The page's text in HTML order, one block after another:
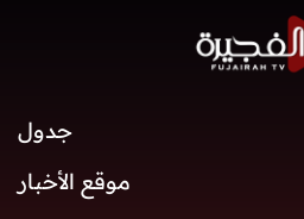
جدول
موقع الأخبار